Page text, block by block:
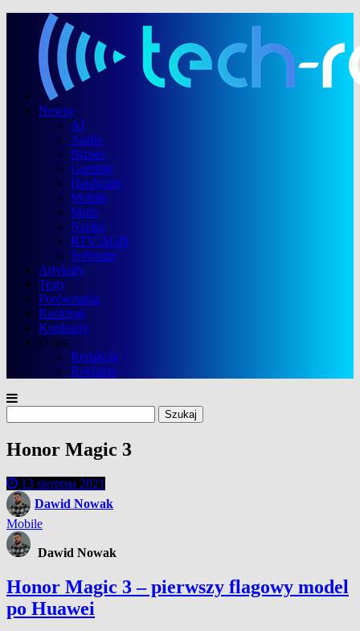
Newsy
AI
Audio
Biznes
Gaming
Hardware
Mobile
Moto
Nauka
RTV/AGD
Software
Artykuły
Testy
Porównania
Rankingi
Konkursy
O nas
Redakcja
Reklama
Honor Magic 3
13 sierpnia 2021
Dawid Nowak
Mobile
Dawid Nowak
Honor Magic 3 – pierwszy flagowy model
po Huawei